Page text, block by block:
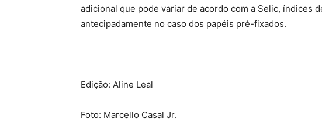
adicional que pode variar de acordo com a Selic, índices
antecipadamente no caso dos papéis pré-fixados.
Edição: Aline Leal
Foto: Marcello Casal Jr.